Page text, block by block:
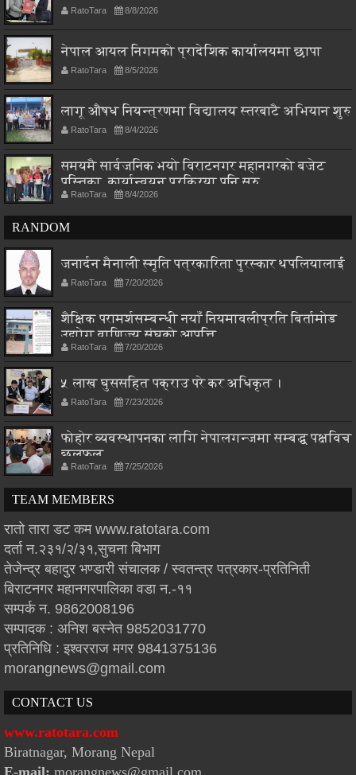
RatoTara 8/8/2026
नेपाल आयल निगमको प्रादेशिक कार्यालयमा छापा
RatoTara 8/5/2026
लागू औषध नियन्त्रणमा विद्यालय स्तरबाटै अभियान शुरु
RatoTara 8/4/2026
समयमै सार्वजनिक भयो विराटनगर महानगरको बजेट
पुस्तिका, कार्यान्वयन प्रक्रिया पनि सुरु
RatoTara 8/4/2026
RANDOM
जनार्दन मैनाली स्मृति पत्रकारिता पुरस्कार थपलियालाई
RatoTara 7/20/2026
शैक्षिक परामर्शसम्बन्धी नयाँ नियमावलीप्रति बिर्तामोड
उद्योग वाणिज्य संघको आपत्ति
RatoTara 7/20/2026
५ लाख घुससहित पक्राउ परे कर अधिकृत ।
RatoTara 7/23/2026
फोहोर व्यवस्थापनका लागि नेपालगन्जमा सम्बद्ध पक्षविच
छलफल
RatoTara 7/25/2026
TEAM MEMBERS
रातो तारा डट कम www.ratotara.com
दर्ता न.२३१/२/३१,सुचना बिभाग
तेजेन्द्र बहादुर भण्डारी संचालक / स्वतन्त्र पत्रकार-प्रतिनिती
बिराटनगर महानगरपालिका वडा न.-११
सम्पर्क न. 9862008196
सम्पादक : अनिश बस्नेत 9852031770
प्रतिनिधि : इश्वरराज मगर 9841375136
morangnews@gmail.com
CONTACT US
www.ratotara.com
Biratnagar, Morang Nepal
E-mail: morangnews@gmail.com